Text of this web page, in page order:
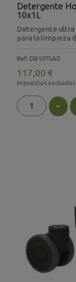
Detergente
10x1L
Detergente ultra
para la limpieza
Ref: DB1075A0
117,00 €
Impuestos excluidos
-